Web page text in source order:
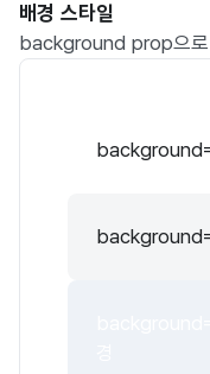
배경 스타일
background prop으로